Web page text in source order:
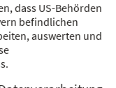
dass US-Behörden
befindlichen
auswerten und